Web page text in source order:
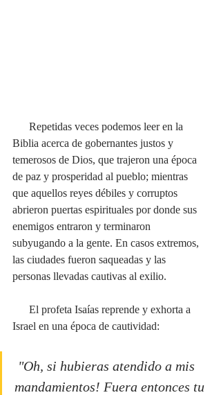
Biblia acerca de gobernantes justos y
temerosos de Dios, que trajeron una época
de paz y prosperidad al pueblo; mientras
que aquellos reyes débiles y corruptos
abrieron puertas espirituales por donde sus
enemigos entraron y terminaron
subyugando a la gente. En casos extremos,
las ciudades fueron saqueadas y las
personas llevadas cautivas al exilio.
Israel en una época de cautividad:
mandamientos! Fuera entonces tu